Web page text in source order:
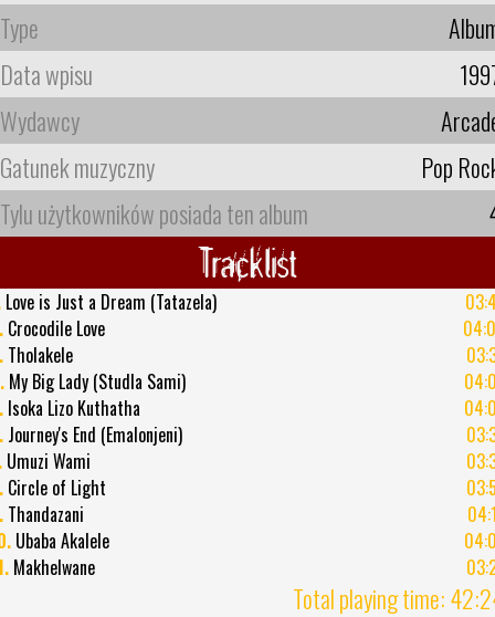
Type
Data wpisu
Wydawcy
Gatunek muzyczny
Pop
Tylu użytkowników posiada ten album
Tracklist
Love is Just a Dream (Tatazela)
Crocodile Love
Tholakele
My Big Lady (Studla Sami)
Isoka Lizo Kuthatha
Journey's End (Emalonjeni)
Umuzi Wami
Circle of Light
Thandazani
Ubaba Akalele
Makhelwane
Total playing time: